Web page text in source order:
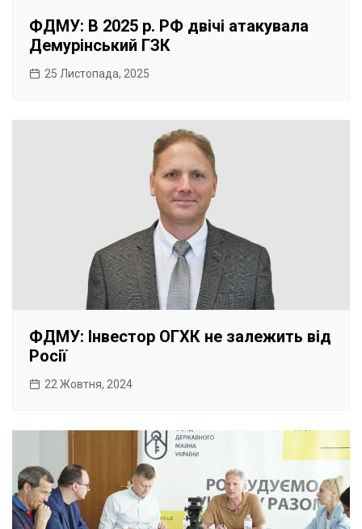
ФДМУ: В 2025 р. РФ двічі атакувала
Демурінський ГЗК
25 Листопада, 2025
ФДМУ: Інвестор ОГХК не залежить від
Росії
22 Жовтня, 2024